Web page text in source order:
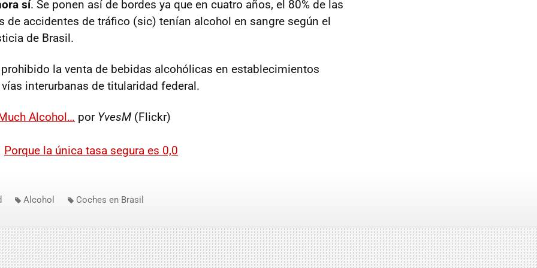
sí. Se ponen así de bordes ya que en cuatro años, el 80% de las
de accidentes de tráfico (sic) tenían alcohol en sangre según el
de Brasil.
la venta de bebidas alcohólicas en establecimientos
interurbanas de titularidad federal.
Alcohol… por YvesM (Flickr)
Porque la única tasa segura es 0,0
Alcohol Coches en Brasil